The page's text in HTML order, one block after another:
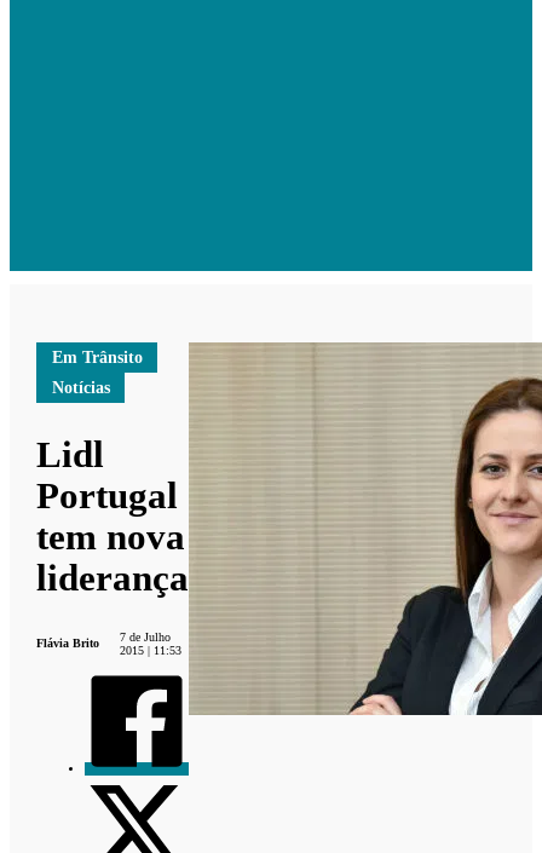
Em Trânsito
Notícias
Lidl
Portugal
tem nova
liderança
Flávia Brito
7 de Julho
2015 | 11:53